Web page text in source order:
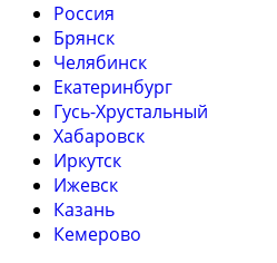
Россия
Брянск
Челябинск
Екатеринбург
Гусь-Хрустальный
Хабаровск
Иркутск
Ижевск
Казань
Кемерово